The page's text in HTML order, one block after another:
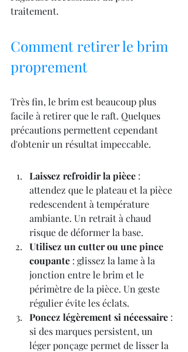
traitement.
Comment retirer le brim
proprement
Très fin, le brim est beaucoup plus
facile à retirer que le raft. Quelques
précautions permettent cependant
d'obtenir un résultat impeccable.
Laissez refroidir la pièce :
attendez que le plateau et la pièce
redescendent à température
ambiante. Un retrait à chaud
risque de déformer la base.
Utilisez un cutter ou une pince
coupante : glissez la lame à la
jonction entre le brim et le
périmètre de la pièce. Un geste
régulier évite les éclats.
Poncez légèrement si nécessaire :
si des marques persistent, un
léger ponçage permet de lisser la